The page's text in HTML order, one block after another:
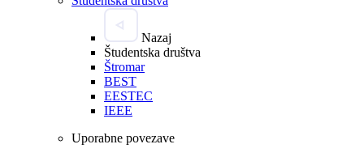
Nazaj
Študentska društva
Štromar
BEST
EESTEC
IEEE
Uporabne povezave